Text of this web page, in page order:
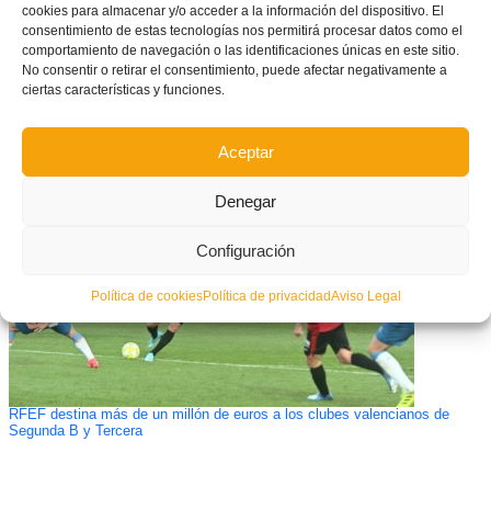
cookies para almacenar y/o acceder a la información del dispositivo. El
consentimiento de estas tecnologías nos permitirá procesar datos como el
comportamiento de navegación o las identificaciones únicas en este sitio.
No consentir o retirar el consentimiento, puede afectar negativamente a
ciertas características y funciones.
Aceptar
Denegar
Configuración
Política de cookiesPolítica de privacidadAviso Legal
plaza en la Fase Final sub17
RFEF destina más de un millón de euros a los clubes valencianos de
Segunda B y Tercera